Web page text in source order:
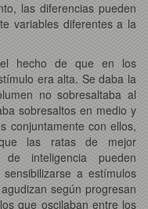
las diferencias pueden
variables diferentes a la
hecho de que en los
era alta. Se daba la
no sobresaltaba al
sobresaltos en medio y
conjuntamente con ellos,
las ratas de mejor
inteligencia pueden
a estímulos
según progresan
que oscilaban entre los